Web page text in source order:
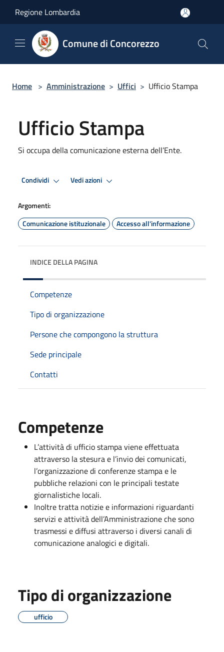
Regione Lombardia
Comune di Concorezzo
Home > Amministrazione > Uffici > Ufficio Stampa
Ufficio Stampa
Si occupa della comunicazione esterna dell’Ente.
Condividi Vedi azioni
Argomenti:
Comunicazione istituzionale
Accesso all'informazione
INDICE DELLA PAGINA
Competenze
Tipo di organizzazione
Persone che compongono la struttura
Sede principale
Contatti
Competenze
L’attività di ufficio stampa viene effettuata
attraverso la stesura e l’invio dei comunicati,
l’organizzazione di conferenze stampa e le
pubbliche relazioni con le principali testate
giornalistiche locali.
Inoltre tratta notizie e informazioni riguardanti
servizi e attività dell’Amministrazione che sono
trasmessi e diffusi attraverso i diversi canali di
comunicazione analogici e digitali.
Tipo di organizzazione
ufficio